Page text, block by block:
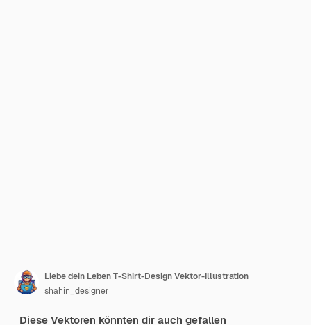
Liebe dein Leben T-Shirt-Design Vektor-Illustration
shahin_designer
Diese Vektoren könnten dir auch gefallen